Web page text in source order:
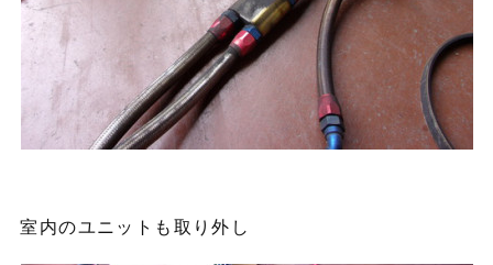
室内のユニットも取り外し